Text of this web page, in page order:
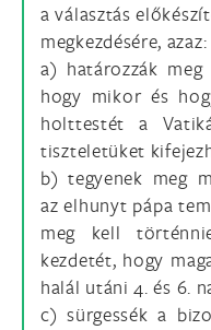
a választás
megkezdésére, azaz:
a) határozzák
hogy mikor és
holttestét a
tiszteletüket
b) tegyenek meg
az elhunyt pápa
meg kell
kezdetét, hogy
halál utáni 4. és 6.
c) sürgessék a